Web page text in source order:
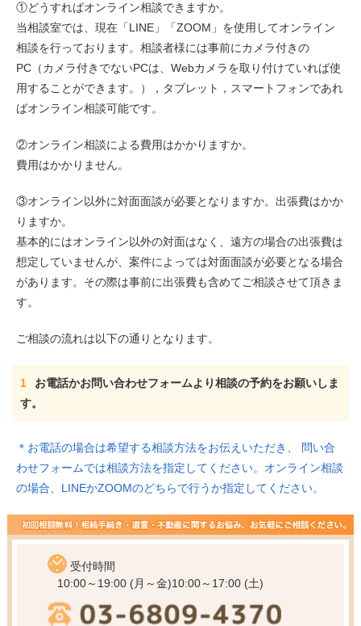
①どうすればオンライン相談できますか。
当相談室では、現在「LINE」「ZOOM」を使用してオンライン
相談を行っております。相談者様には事前にカメラ付きの
PC（カメラ付きでないPCは、Webカメラを取り付けていれば使
用することができます。），タブレット，スマートフォンであれ
ばオンライン相談可能です。
②オンライン相談による費用はかかりますか。
費用はかかりません。
③オンライン以外に対面面談が必要となりますか。出張費はかか
りますか。
基本的にはオンライン以外の対面はなく、遠方の場合の出張費は
想定していませんが、案件によっては対面面談が必要となる場合
があります。その際は事前に出張費も含めてご相談させて頂きま
す。
ご相談の流れは以下の通りとなります。
1
お電話かお問い合わせフォームより相談の予約をお願いしま
す。
＊お電話の場合は希望する相談方法をお伝えいただき、 問い合
わせフォームでは相談方法を指定してください。オンライン相談
の場合、LINEかZOOMのどちらで行うか指定してください。
受付時間
10:00～19:00 (月～金)10:00～17:00 (土)